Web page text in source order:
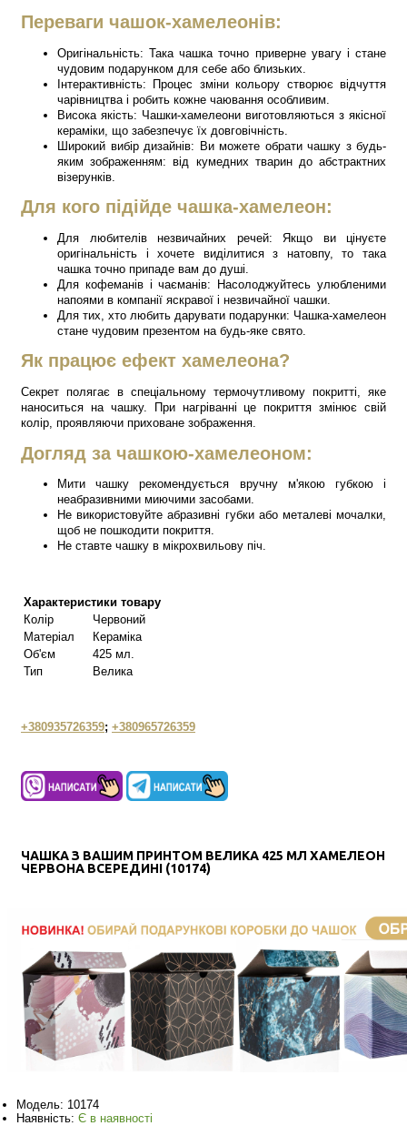
Переваги чашок-хамелеонів:
Оригінальність: Така чашка точно приверне увагу і стане
чудовим подарунком для себе або близьких.
Інтерактивність: Процес зміни кольору створює відчуття
чарівництва і робить кожне чаювання особливим.
Висока якість: Чашки-хамелеони виготовляються з якісної
кераміки, що забезпечує їх довговічність.
Широкий вибір дизайнів: Ви можете обрати чашку з будь-
яким зображенням: від кумедних тварин до абстрактних
візерунків.
Для кого підійде чашка-хамелеон:
Для любителів незвичайних речей: Якщо ви цінуєте
оригінальність і хочете виділитися з натовпу, то така
чашка точно припаде вам до душі.
Для кофеманів і чаєманів: Насолоджуйтесь улюбленими
напоями в компанії яскравої і незвичайної чашки.
Для тих, хто любить дарувати подарунки: Чашка-хамелеон
стане чудовим презентом на будь-яке свято.
Як працює ефект хамелеона?
Секрет полягає в спеціальному термочутливому покритті, яке
наноситься на чашку. При нагріванні це покриття змінює свій
колір, проявляючи приховане зображення.
Догляд за чашкою-хамелеоном:
Мити чашку рекомендується вручну м'якою губкою і
неабразивними миючими засобами.
Не використовуйте абразивні губки або металеві мочалки,
щоб не пошкодити покриття.
Не ставте чашку в мікрохвильову піч.
Характеристики товару
Колір
Червоний
Матеріал
Кераміка
Об'єм
425 мл.
Тип
Велика
+380935726359; +380965726359
ЧАШКА З ВАШИМ ПРИНТОМ ВЕЛИКА 425 МЛ ХАМЕЛЕОН
ЧЕРВОНА ВСЕРЕДИНІ (10174)
Модель: 10174
Наявність: Є в наявності